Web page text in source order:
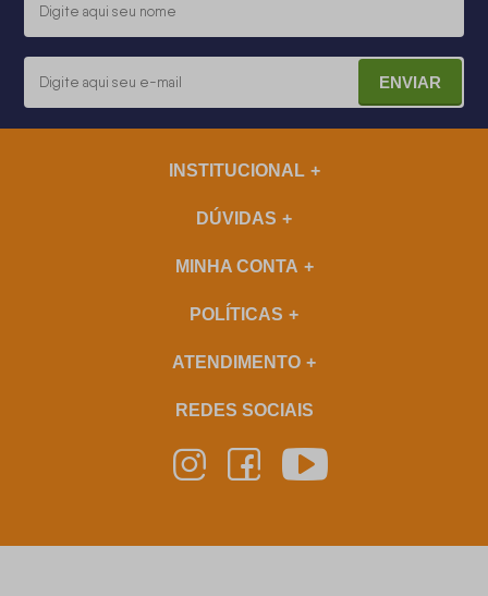
ENVIAR
INSTITUCIONAL
DÚVIDAS
MINHA CONTA
POLÍTICAS
ATENDIMENTO
REDES SOCIAIS